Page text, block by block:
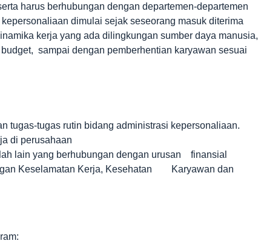
harus berhubungan dengan departemen-departemen
dimulai sejak seseorang masuk diterima
kerja yang ada dilingkungan sumber daya manusia,
sampai dengan pemberhentian karyawan sesuai
tugas-tugas rutin bidang administrasi kepersonaliaan.
di perusahaan
lain yang berhubungan dengan urusan finansial
Keselamatan Kerja, Kesehatan Karyawan dan